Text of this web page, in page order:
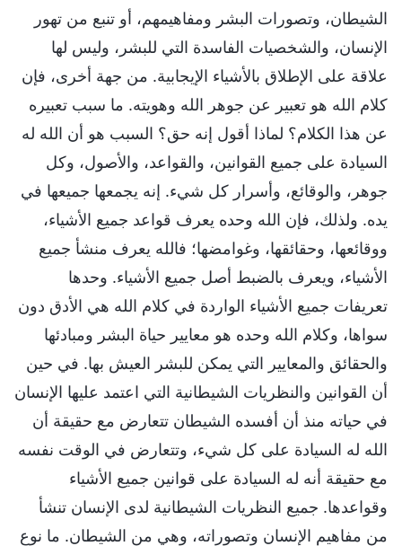
الشيطان، وتصورات البشر ومفاهيمهم، أو تنبع من تهور
الإنسان، والشخصيات الفاسدة التي للبشر، وليس لها
علاقة على الإطلاق بالأشياء الإيجابية. من جهة أخرى، فإن
كلام الله هو تعبير عن جوهر الله وهويته. ما سبب تعبيره
عن هذا الكلام؟ لماذا أقول إنه حق؟ السبب هو أن الله له
السيادة على جميع القوانين، والقواعد، والأصول، وكل
جوهر، والوقائع، وأسرار كل شيء. إنه يجمعها جميعها في
يده. ولذلك، فإن الله وحده يعرف قواعد جميع الأشياء،
ووقائعها، وحقائقها، وغوامضها؛ فالله يعرف منشأ جميع
الأشياء، ويعرف بالضبط أصل جميع الأشياء. وحدها
تعريفات جميع الأشياء الواردة في كلام الله هي الأدق دون
سواها، وكلام الله وحده هو معايير حياة البشر ومبادئها
والحقائق والمعايير التي يمكن للبشر العيش بها. في حين
أن القوانين والنظريات الشيطانية التي اعتمد عليها الإنسان
في حياته منذ أن أفسده الشيطان تتعارض مع حقيقة أن
الله له السيادة على كل شيء، وتتعارض في الوقت نفسه
مع حقيقة أنه له السيادة على قوانين جميع الأشياء
وقواعدها. جميع النظريات الشيطانية لدى الإنسان تنشأ
من مفاهيم الإنسان وتصوراته، وهي من الشيطان. ما نوع